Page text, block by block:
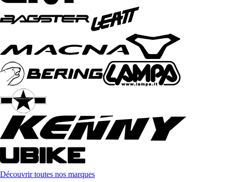
Découvrir toutes nos marques